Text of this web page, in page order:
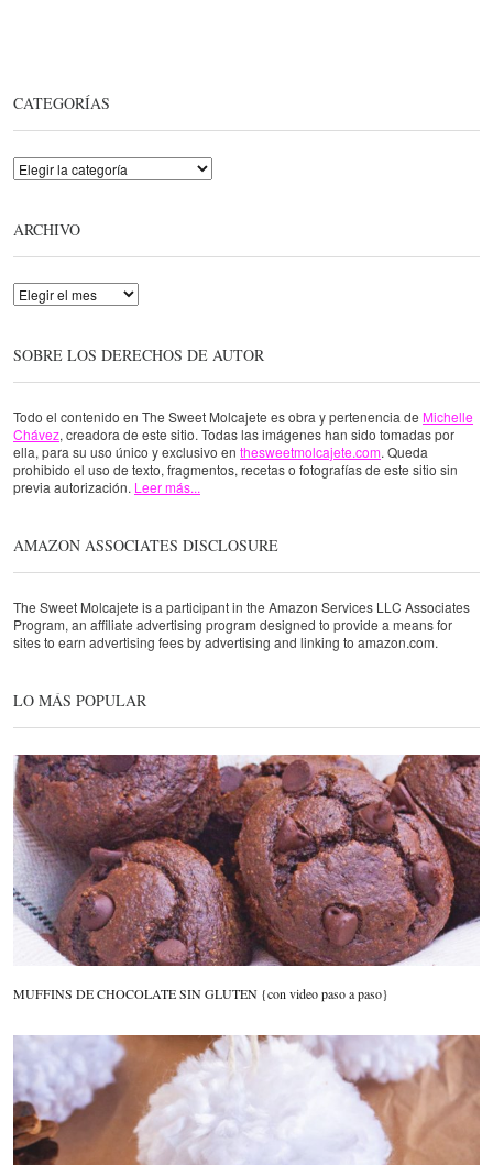
CATEGORÍAS
Categorías
ARCHIVO
Archivo
SOBRE LOS DERECHOS DE AUTOR
Todo el contenido en The Sweet Molcajete es obra y pertenencia de Michelle
Chávez, creadora de este sitio. Todas las imágenes han sido tomadas por
ella, para su uso único y exclusivo en thesweetmolcajete.com. Queda
prohibido el uso de texto, fragmentos, recetas o fotografías de este sitio sin
previa autorización. Leer más...
AMAZON ASSOCIATES DISCLOSURE
The Sweet Molcajete is a participant in the Amazon Services LLC Associates
Program, an affiliate advertising program designed to provide a means for
sites to earn advertising fees by advertising and linking to amazon.com.
LO MÁS POPULAR
MUFFINS DE CHOCOLATE SIN GLUTEN {con video paso a paso}